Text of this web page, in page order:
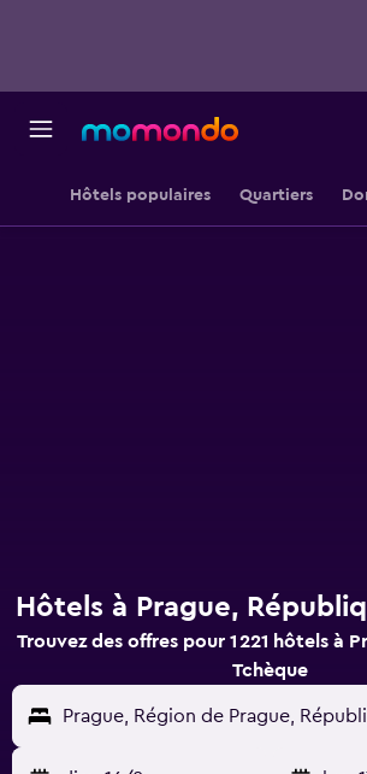
Hôtels populaires Quartiers
Hôtels à Prague,
Trouvez des offres pour 1 221 hôtels à
Tchèque
Prague, Région de Prague,